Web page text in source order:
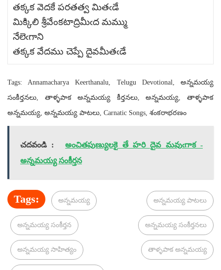
తక్కక వెదకే పరతత్వ మితఁడే
మిక్కిలి శ్రీవేంకటాద్రిమీఁద మమ్ము
నేలెఁగాని
తక్కక వేదము చెప్పే దైవమీతఁడే
Tags: Annamacharya Keerthanalu, Telugu Devotional, అన్నమయ్య
సంకీర్తనలు, తాళ్ళపాక అన్నమయ్య కీర్తనలు, అన్నమయ్య, తాళ్ళపాక
అన్నమయ్య, అన్నమయ్య పాటలు, Carnatic Songs, శంకరాభరణం
చదవండి :
అంచితపుణ్యులకై తే హరి దైవ మవుఁగాక -
అన్నమయ్య సంకీర్తన
Tags: అన్నమయ్య అన్నమయ్య పాటలు
అన్నమయ్య సంకీర్తన అన్నమయ్య సంకీర్తనలు
అన్నమయ్య సాహిత్యం తాళ్ళపాక అన్నమయ్య